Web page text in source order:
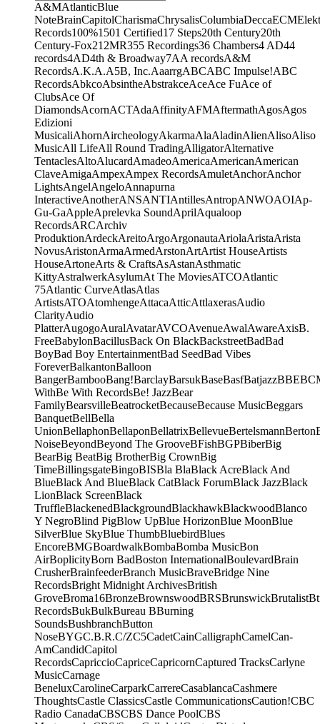
A&MAtlanticBlue
NoteBrainCapitolCharismaChrysalisColumbiaDeccaECM
Records100%1501 Certified17 Steps20th Century20th
Century-Fox21 2MR355 Recordings36 Chambers4 AD44
records4AD4th & Broadway7AA recordsA&M
RecordsA.K.A.A5B, Inc.AaarrgABCABC Impulse!ABC
RecordsAbkcoAbsintheAbstrakceAceAce FuAce of
ClubsAce Of
DiamondsAcornACTAdaAffinityAFMAftermathAgosAgos
Edizioni
MusicaliAhornAircheologyAkarmaAlaAladinAlienAlisoAliso
MusicAll LifeAll Round TradingAlligatorAlternative
TentaclesAltoAlucardAmadeoAmericaAmericanAmerican
ClaveAmigaAmpexAmpex RecordsAmuletAnchorAnchor
LightsAngelAngeloAnnapurna
InteractiveAnotherANSANTIAntillesAntropANWOAOIAp-
Gu-GaAppleAprelevka SoundAprilAqualoop
RecordsARCArchiv
ProduktionArdeckAreitoArgoArgonautaAriolaAristaArista
NovusAristonArmaArmedArstonArtArtist HouseArtists
HouseArtoneArts & CraftsAsAstanAsthmatic
KittyAstralwerkAsylumAt The MoviesATCOAtlantic
75Atlantic CurveAtlasAtlas
ArtistsATOAtomhengeAttacaAtticAttlaxerasAudio
ClarityAudio
PlatterAugogoAuralAvatarAVCOAvenueAwalAwareAxisB.
FreeBabylonBacillusBack On BlackBackstreetBadBad
BoyBad Boy EntertainmentBad SeedBad Vibes
ForeverBalkantonBalloon
BangerBambooBang!BarclayBarsukBaseBasfBatjazzBBE
WithBe With RecordsBe! JazzBear
FamilyBearsvilleBeatrocketBecauseBecause MusicBeggars
BanquetBellBella
UnionBellaphonBellaponBellatrixBellevueBertelsmannBerton
NoiseBeyondBeyond The GrooveBFishBGPBiberBig
BearBig BeatBig BrotherBig CrownBig
TimeBillingsgateBingoBISBla BlaBlack AcreBlack And
BlueBlack And BlueBlack CatBlack ForumBlack JazzBlack
LionBlack ScreenBlack
TruffleBlackenedBlackgroundBlackhawkBlackwoodBlanco
Y NegroBlind PigBlow UpBlue HorizonBlue MoonBlue
SilverBlue SkyBlue ThumbBluebirdBlues
EncoreBMGBoardwalkBombaBomba MusicBon
AirBoplicityBorn BadBoston InternationalBoulevardBrain
CrusherBrainfeederBranch MusicBraveBridge Nine
RecordsBright Midnight ArchivesBritish
GroveBroma16BronzeBrownswoodBRSBrunswickBrutalist
RecordsBukBulkBureau BBurning
SoundsBushbranchButton
NoseBYGC.B.R.C/ZC5CadetCainCalligraphCamelCan-
AmCandidCapitol
RecordsCapriccioCapriceCapricornCaptured TracksCarlyne
MusicCarnage
BeneluxCarolineCarparkCarrereCasablancaCashmere
ThoughtsCastle ClassicsCastle CommunicationsCaution!CBC
Radio CanadaCBSCBS Dance PoolCBS